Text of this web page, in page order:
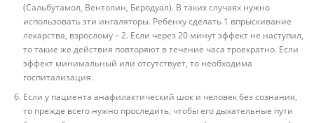
(Сальбутамол, Вентолин, Беродуал). В таких случаях нужно
использовать эти ингаляторы. Ребенку сделать 1 впрыскивание
лекарства, взрослому – 2. Если через 20 минут эффект не наступил,
то такие же действия повторяют в течение часа троекратно. Если
эффект минимальный или отсутствует, то необходима
госпитализация.
Если у пациента анафилактический шок и человек без сознания,
то прежде всего нужно проследить, чтобы его дыхательные пути